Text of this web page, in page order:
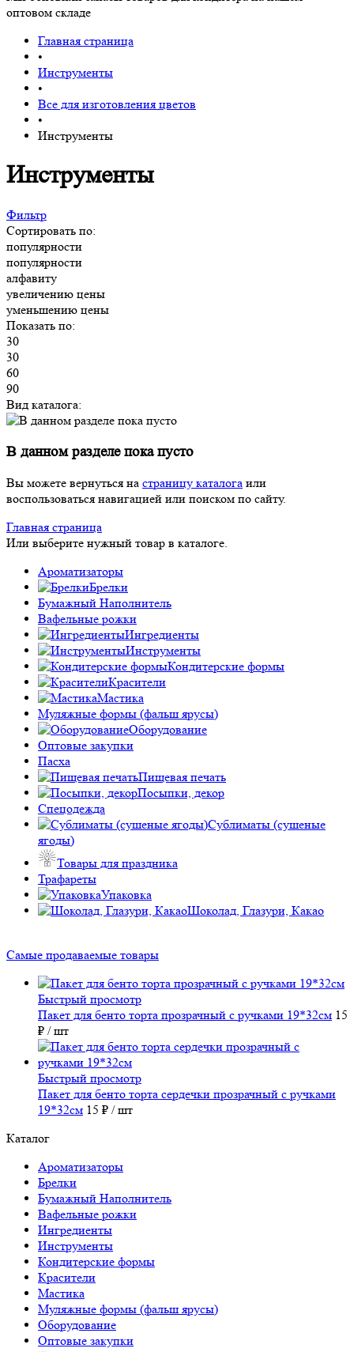
оптовом складе
Главная страница
•
Инструменты
•
Все для изготовления цветов
•
Инструменты
Инструменты
Фильтр
Сортировать по:
популярности
популярности
алфавиту
увеличению цены
уменьшению цены
Показать по:
30
30
60
90
Вид каталога:
В данном разделе пока пусто
Вы можете вернуться на страницу каталога или
воспользоваться навигацией или поиском по сайту.
Главная страница
Или выберите нужный товар в каталоге.
Ароматизаторы
Брелки
Бумажный Наполнитель
Вафельные рожки
Ингредиенты
Инструменты
Кондитерские формы
Красители
Мастика
Муляжные формы (фальш ярусы)
Оборудование
Оптовые закупки
Пасха
Пищевая печать
Посыпки, декор
Спецодежда
Сублиматы (сушеные
ягоды)
Товары для праздника
Трафареты
Упаковка
Шоколад, Глазури, Какао
Самые продаваемые товары
Быстрый просмотр
Пакет для бенто торта прозрачный с ручками 19*32см 15
₽ / шт
Быстрый просмотр
Пакет для бенто торта сердечки прозрачный с ручками
19*32см 15 ₽ / шт
Каталог
Ароматизаторы
Брелки
Бумажный Наполнитель
Вафельные рожки
Ингредиенты
Инструменты
Кондитерские формы
Красители
Мастика
Муляжные формы (фальш ярусы)
Оборудование
Оптовые закупки